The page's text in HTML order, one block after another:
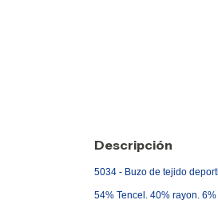
Descripción
5034 - Buzo de tejido
54% Tencel. 40% rayon.